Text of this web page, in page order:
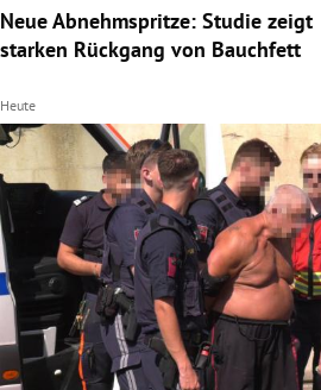
Neue Abnehmspritze: Studie zeigt
starken Rückgang von Bauchfett
Heute